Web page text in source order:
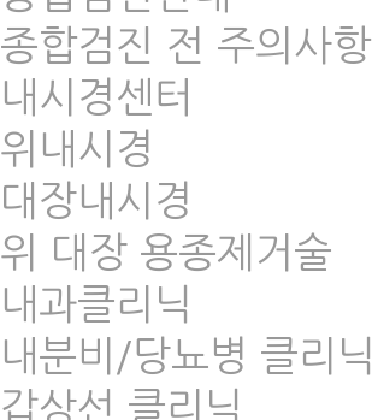
종합검진 전 주의사항
내시경센터
위내시경
대장내시경
위 대장 용종제거술
내과클리닉
내분비/당뇨병 클리닉
갑상선 클리닉